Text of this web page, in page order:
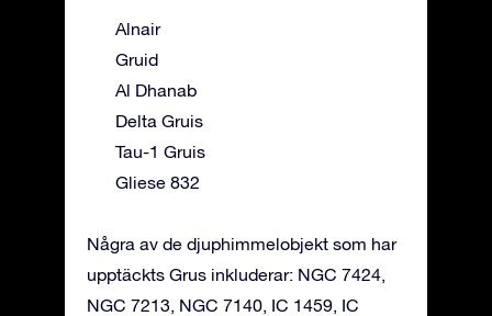
Alnair
Gruid
Al Dhanab
Delta Gruis
Tau-1 Gruis
Gliese 832
Några av de djuphimmelobjekt som har
upptäckts Grus inkluderar: NGC 7424,
NGC 7213, NGC 7140, IC 1459, IC